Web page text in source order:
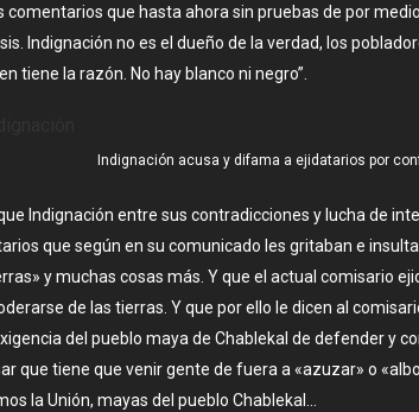
comentarios que hasta ahora sin pruebas de por
Indignación no es el dueño de la verdad, los
tiene la razón. No hay blanco ni negro”.
Indignación acusa y difama a ejidatarios por
Indignación entre sus contradicciones y lucha de
que según en su comunicado les gritaban e
y muchas cosas más. Y que el actual comisario
de las tierras. Y que por ello le dicen al
del pueblo maya de Chablekal de defender y
que tiene que venir gente de fuera a «azuzar» o
la Unión, mayas del pueblo Chablekal…